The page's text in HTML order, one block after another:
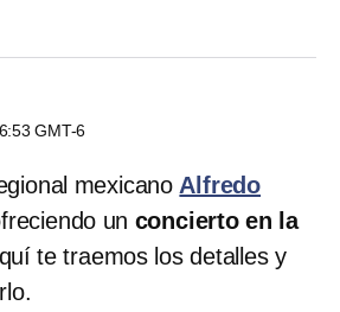
GMT-6
mexicano Alfredo
un concierto en la
te traemos los detalles y